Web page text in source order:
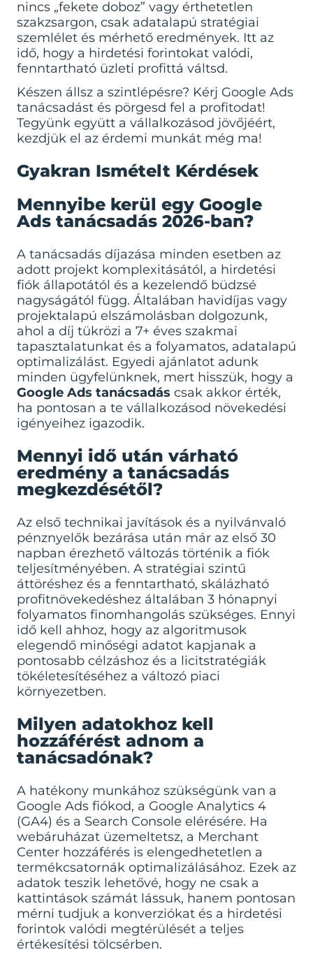
nincs „fekete doboz” vagy érthetetlen
szakzsargon, csak adatalapú stratégiai
szemlélet és mérhető eredmények. Itt az
idő, hogy a hirdetési forintokat valódi,
fenntartható üzleti profittá váltsd.
Készen állsz a szintlépésre? Kérj Google Ads
tanácsadást és pörgesd fel a profitodat!
Tegyünk együtt a vállalkozásod jövőjéért,
kezdjük el az érdemi munkát még ma!
Gyakran Ismételt Kérdések
Mennyibe kerül egy Google
Ads tanácsadás 2026-ban?
A tanácsadás díjazása minden esetben az
adott projekt komplexitásától, a hirdetési
fiók állapotától és a kezelendő büdzsé
nagyságától függ. Általában havidíjas vagy
projektalapú elszámolásban dolgozunk,
ahol a díj tükrözi a 7+ éves szakmai
tapasztalatunkat és a folyamatos, adatalapú
optimalizálást. Egyedi ajánlatot adunk
minden ügyfelünknek, mert hisszük, hogy a
Google Ads tanácsadás csak akkor érték,
ha pontosan a te vállalkozásod növekedési
igényeihez igazodik.
Mennyi idő után várható
eredmény a tanácsadás
megkezdésétől?
Az első technikai javítások és a nyilvánvaló
pénznyelők bezárása után már az első 30
napban érezhető változás történik a fiók
teljesítményében. A stratégiai szintű
áttöréshez és a fenntartható, skálázható
profitnövekedéshez általában 3 hónapnyi
folyamatos finomhangolás szükséges. Ennyi
idő kell ahhoz, hogy az algoritmusok
elegendő minőségi adatot kapjanak a
pontosabb célzáshoz és a licitstratégiák
tökéletesítéséhez a változó piaci
környezetben.
Milyen adatokhoz kell
hozzáférést adnom a
tanácsadónak?
A hatékony munkához szükségünk van a
Google Ads fiókod, a Google Analytics 4
(GA4) és a Search Console elérésére. Ha
webáruházat üzemeltetsz, a Merchant
Center hozzáférés is elengedhetetlen a
termékcsatornák optimalizálásához. Ezek az
adatok teszik lehetővé, hogy ne csak a
kattintások számát lássuk, hanem pontosan
mérni tudjuk a konverziókat és a hirdetési
forintok valódi megtérülését a teljes
értékesítési tölcsérben.